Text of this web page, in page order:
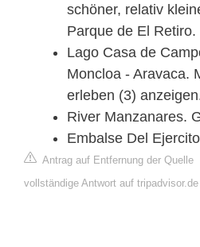
schöner, relativ
Parque de El Retiro.
Lago Casa de
Moncloa - Aravaca.
erleben (3)
River Manzanares.
Embalse Del
Antrag auf Entfernung der Quelle
vollständige Antwort auf